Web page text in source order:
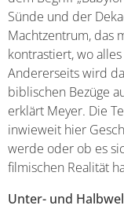
Sünde und der
Machtzentrum, das
kontrastiert, wo
Andererseits wird
biblischen Bezüge
erklärt Meyer. Die
inwieweit hier
werde oder ob es
filmischen Realität
Unter- und